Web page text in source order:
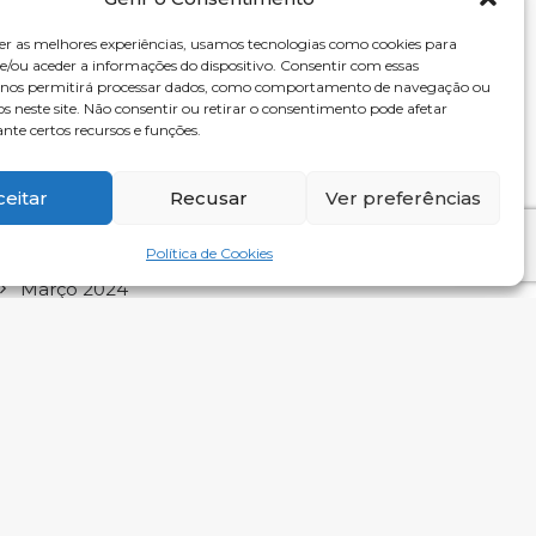
as melhores experiências, usamos tecnologias como cookies para
ou aceder a informações do dispositivo. Consentir com essas
permitirá processar dados, como comportamento de navegação ou
neste site. Não consentir ou retirar o consentimento pode afetar
certos recursos e funções.
Recusar Ver preferências
Política de Cookies
Agosto 2025
Abril 2025
Março 2025
Dezembro 2024
Novembro 2024
Setembro 2024
Março 2024